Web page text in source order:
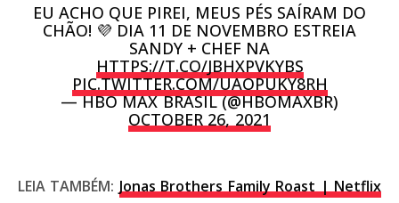
EU ACHO QUE PIREI, MEUS PÉS SAÍRAM DO
CHÃO! 💜 DIA 11 DE NOVEMBRO ESTREIA
SANDY + CHEF NA
HTTPS://T.CO/JBHXPVKYBS
PIC.TWITTER.COM/UAOPUKY8RH
— HBO MAX BRASIL (@HBOMAXBR)
OCTOBER 26, 2021
LEIA TAMBÉM: Jonas Brothers Family Roast | Netflix